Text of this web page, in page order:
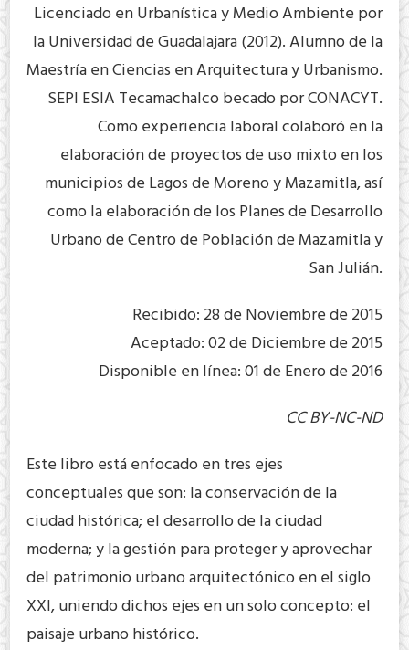
Licenciado en Urbanística y Medio Ambiente por
la Universidad de Guadalajara (2012). Alumno de la
Maestría en Ciencias en Arquitectura y Urbanismo.
SEPI ESIA Tecamachalco becado por CONACYT.
Como experiencia laboral colaboró en la
elaboración de proyectos de uso mixto en los
municipios de Lagos de Moreno y Mazamitla, así
como la elaboración de los Planes de Desarrollo
Urbano de Centro de Población de Mazamitla y
San Julián.
Recibido: 28 de Noviembre de 2015
Aceptado: 02 de Diciembre de 2015
Disponible en línea: 01 de Enero de 2016
CC BY-NC-ND
Este libro está enfocado en tres ejes
conceptuales que son: la conservación de la
ciudad histórica; el desarrollo de la ciudad
moderna; y la gestión para proteger y aprovechar
del patrimonio urbano arquitectónico en el siglo
XXI, uniendo dichos ejes en un solo concepto: el
paisaje urbano histórico.